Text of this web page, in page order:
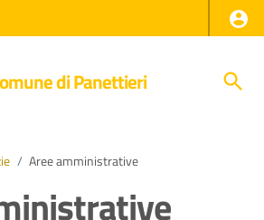
di Panettieri
/ Aree amministrative